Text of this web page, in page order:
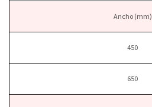
Ancho (mm)
450
650